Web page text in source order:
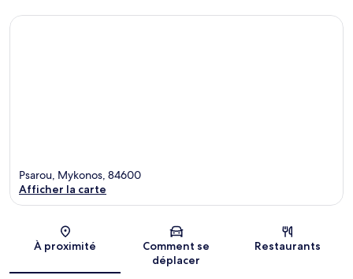
Carte
Psarou, Mykonos, 84600
Afficher la carte
À proximité
Comment se
déplacer
Restaurants